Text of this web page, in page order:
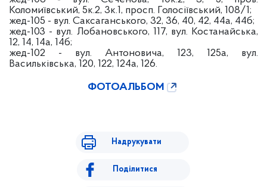
Коломиївський, 5к.2, 3к.1, просп. Голосіївський, 108/1;
жед-105 - вул. Саксаганського, 32, 36, 40, 42, 44а, 44б;
жед-103 - вул. Лобановського, 117, вул. Костанайська,
12, 14, 14а, 14б;
жед-102 - вул. Антоновича, 123, 125а, вул.
Васильківська, 120, 122, 124а, 126.
ФОТОАЛЬБОМ
Надрукувати
Поділитися